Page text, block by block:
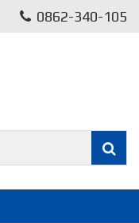
0862-340-105